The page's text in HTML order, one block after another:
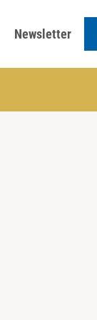
Newsletter